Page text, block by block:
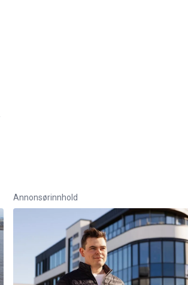
Annonsørinnhold